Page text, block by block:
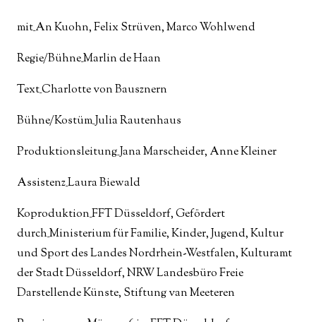
mit_An Kuohn, Felix Strüven, Marco Wohlwend
Regie/Bühne_Marlin de Haan
Text_Charlotte von Bausznern
Bühne/Kostüm_Julia Rautenhaus
Produktionsleitung_Jana Marscheider, Anne Kleiner
Assistenz_Laura Biewald
Koproduktion_FFT Düsseldorf, Gefördert
durch_Ministerium für Familie, Kinder, Jugend, Kultur
und Sport des Landes Nordrhein-Westfalen, Kulturamt
der Stadt Düsseldorf, NRW Landesbüro Freie
Darstellende Künste, Stiftung van Meeteren